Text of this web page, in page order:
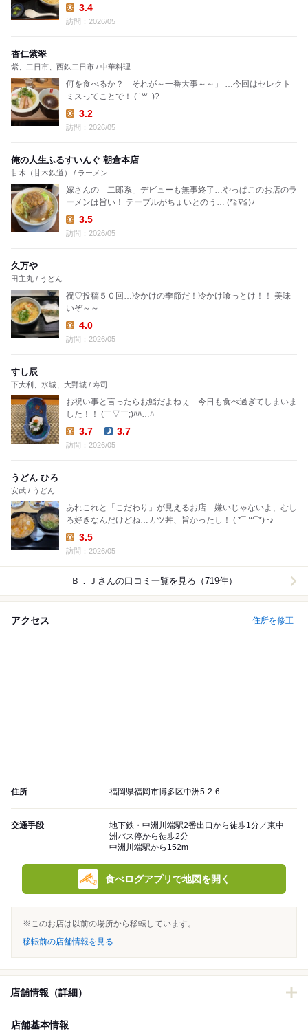
Lunch:
3.4
訪問：2026/05
杏仁紫翠
紫、二日市、西鉄二日市 / 中華料理
何を食べるか？「それが～一番大事～～」 …今回はセレクト
ミスってことで！ ( ˙꒳˙ )?
Lunch:
3.2
訪問：2026/05
俺の人生ふるすいんぐ 朝倉本店
甘木（甘木鉄道） / ラーメン
嫁さんの「二郎系」デビューも無事終了…やっぱこのお店のラ
ーメンは旨い！ テーブルがちょいとのう… (*≧∇≦)ﾉ
Lunch:
3.5
訪問：2026/05
久万や
田主丸 / うどん
祝♡投稿５０回…冷かけの季節だ！冷かけ喰っとけ！！ 美味
いぞ～～
Lunch:
4.0
訪問：2026/05
すし辰
下大利、水城、大野城 / 寿司
お祝い事と言ったらお鮨だよねぇ…今日も食べ過ぎてしまいま
した！！ (￣▽￣;)ﾊﾊ…ﾊ
Lunch:
3.7 3.7
訪問：2026/05
うどん ひろ
安武 / うどん
あれこれと「こだわり」が見えるお店…嫌いじゃないよ、むし
ろ好きなんだけどね…カツ丼、旨かったし！ ( *¯ ꒳¯*)‪~♪
Lunch:
3.5
訪問：2026/05
Ｂ．Ｊ さんの口コミ一覧を見る（719件）
アクセス 住所を修正
住所 福岡県福岡市博多区中洲5-2-6
交通手段
地下鉄・中洲川端駅2番出口から徒歩1分／東中
洲バス停から徒歩2分
中洲川端駅から152m
食べログアプリで地図を開く
※このお店は以前の場所から移転しています。
移転前の店舗情報を見る
店舗情報（詳細）
店舗基本情報